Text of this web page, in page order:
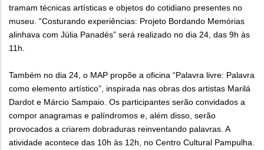
tramam técnicas artísticas e objetos do cotidiano presentes no
museu. “Costurando experiências: Projeto Bordando Memórias
alinhava com Júlia Panadés” será realizado no dia 24, das 9h às
11h.
Também no dia 24, o MAP propõe a oficina “Palavra livre: Palavra
como elemento artístico”, inspirada nas obras dos artistas Marilá
Dardot e Márcio Sampaio. Os participantes serão convidados a
compor anagramas e palíndromos e, além disso, serão
provocados a criarem dobraduras reinventando palavras. A
atividade acontece das 10h às 12h, no Centro Cultural Pampulha.